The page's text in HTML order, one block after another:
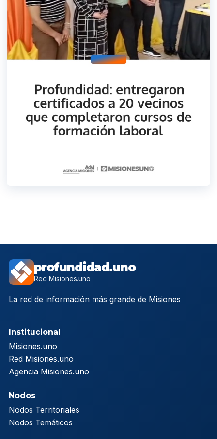
profundidad.uno
Red Misiones.uno
La red de información más grande de Misiones
Institucional
Misiones.uno
Red Misiones.uno
Agencia Misiones.uno
Nodos
Nodos Territoriales
Nodos Temáticos